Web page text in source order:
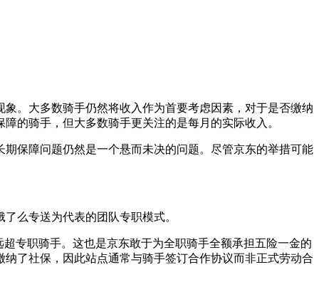
。大多数骑手仍然将收入作为首要考虑因素，对于是否缴纳
的骑手，但大多数骑手更关注的是每月的实际收入。
保障问题仍然是一个悬而未决的问题。尽管京东的举措可能
么专送为代表的团队专职模式。
专职骑手。这也是京东敢于为全职骑手全额承担五险一金的
了社保，因此站点通常与骑手签订合作协议而非正式劳动合